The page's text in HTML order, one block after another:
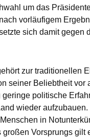
um das
vorläufigem
sich damit gegen
zur traditionellen
seiner Beliebtheit
politische
wieder
in
Vorsprungs gilt